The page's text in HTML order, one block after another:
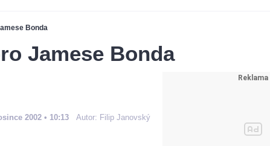
Bonda
Jamese Bonda
2002 • 10:13 Autor: Filip Janovský